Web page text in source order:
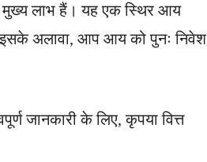
लाभ हैं। यह एक स्थिर आय
इसके अलावा, आप आय को पुनः निवेश
जानकारी के लिए, कृपया वित्त